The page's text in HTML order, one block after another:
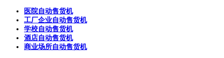
医院自动售货机
工厂企业自动售货机
学校自动售货机
酒店自动售货机
商业场所自动售货机